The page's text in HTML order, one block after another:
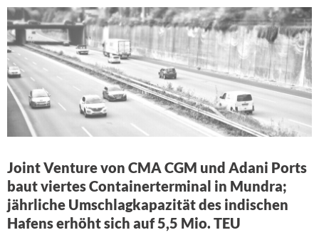
Joint Venture von CMA CGM und Adani Ports
baut viertes Containerterminal in Mundra;
jährliche Umschlagkapazität des indischen
Hafens erhöht sich auf 5,5 Mio. TEU